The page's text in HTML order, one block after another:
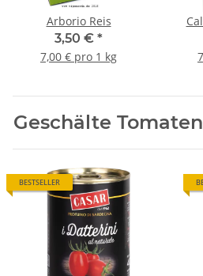
Arborio Reis
3,50 € *
7,00 € pro 1 kg
Geschälte
BESTSELLER